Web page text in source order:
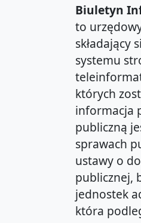
Biuletyn
to
składający
systemu
których
informacja
publiczną
sprawach
ustawy o
publicznej,
jednostek
która